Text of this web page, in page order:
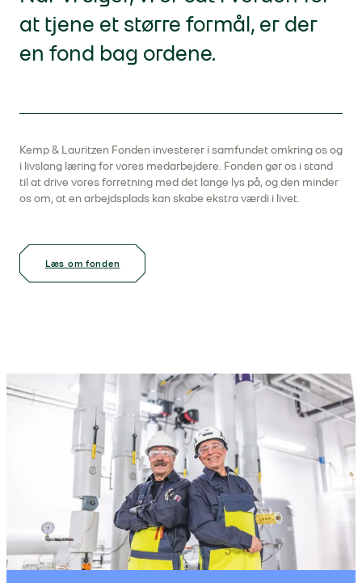
at tjene et større formål, er der
en fond bag ordene.
Kemp & Lauritzen Fonden investerer i samfundet omkring os og
i livslang læring for vores medarbejdere. Fonden gør os i stand
til at drive vores forretning med det lange lys på, og den minder
os om, at en arbejdsplads kan skabe ekstra værdi i livet.
Læs om fonden